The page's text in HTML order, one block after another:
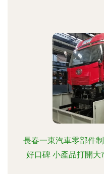
長春一東汽車零部件
好口碑 小產品打開